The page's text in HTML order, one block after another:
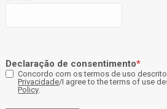
Declaração de consentimento*
Concordo com os termos de uso
Privacidade/I agree to the terms of use
Policy.